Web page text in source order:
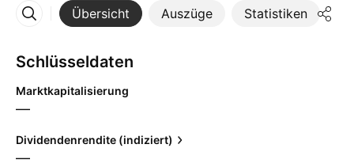
Übersicht Auszüge Statistiken
Mehr
Schlüsseldaten
Marktkapitalisierung
—
Dividendenrendite (indiziert)
—